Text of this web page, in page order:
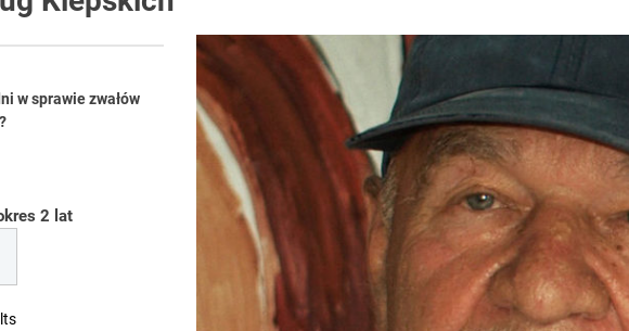
Uwaga Dębieńsko – woda nieprzydatna do spożycia!!!
Dość komentowania kolejnych afer w ochronie zdrowia — czas zacząć mówić o
w sprawie zwałów
2 lat